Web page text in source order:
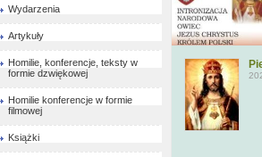
Wydarzenia
Artykuły
Homilie, konferencje, teksty w
formie dzwiękowej
Homilie konferencje w formie
filmowej
Książki